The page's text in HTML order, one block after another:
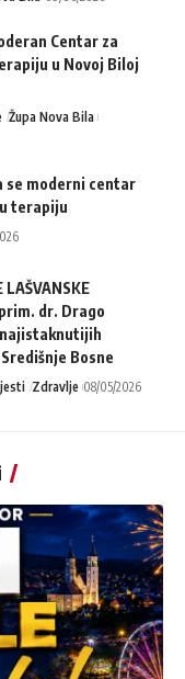
Centar za
u Novoj Biloj
Župa Nova Bila
se moderni centar
terapiju
LAŠVANSKE
dr. Drago
najistaknutijih
Bosne
Zdravlje 08/05/2026